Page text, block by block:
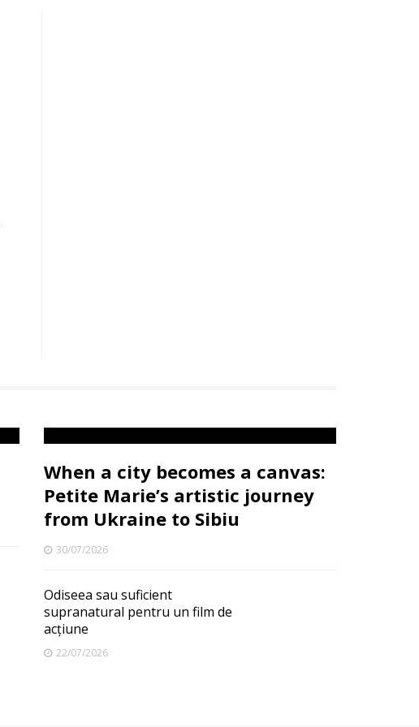
When a city becomes a canvas:
Petite Marie’s artistic journey
from Ukraine to Sibiu
30/07/2026
Odiseea sau suficient
supranatural pentru un film de
acțiune
22/07/2026